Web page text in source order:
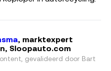
, marktexpert
Sloopauto.com
gevalideerd door Bart